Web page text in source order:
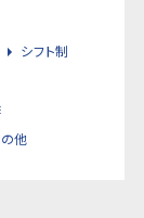
シフト制
他